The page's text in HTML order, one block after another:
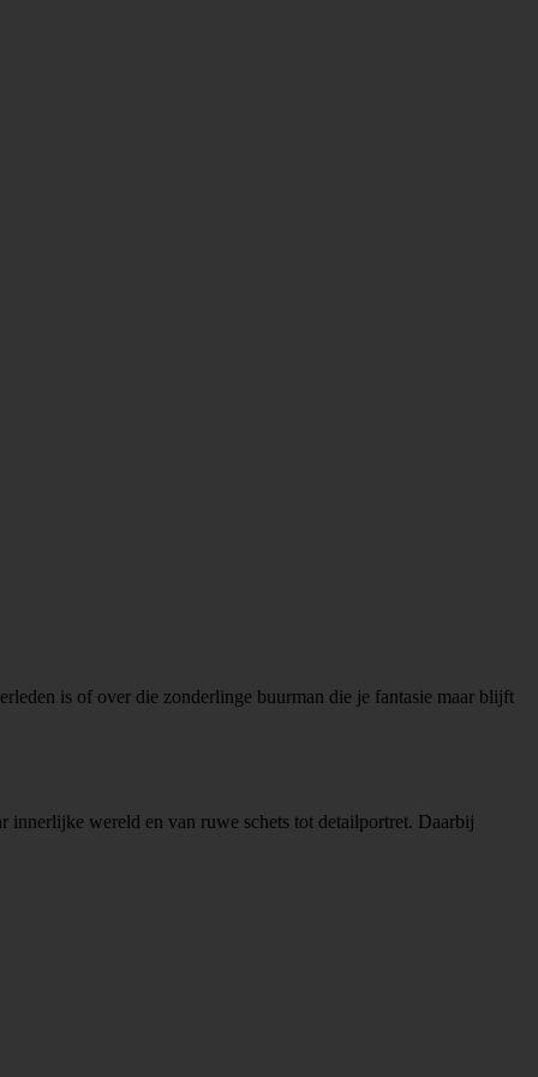
is of over die zonderlinge buurman die je fantasie maar blijft
innerlijke wereld en van ruwe schets tot detailportret. Daarbij